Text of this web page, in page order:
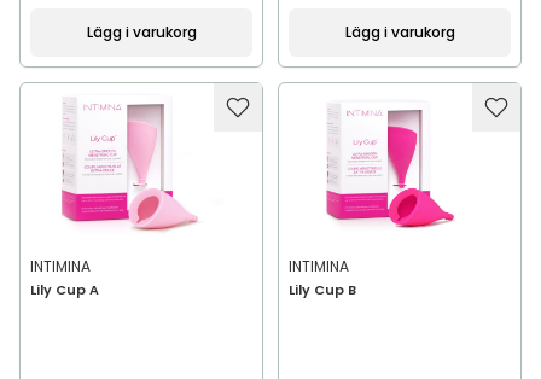
Lägg i varukorg Lägg i varukorg
INTIMINA
Lily Cup A
INTIMINA
Lily Cup B